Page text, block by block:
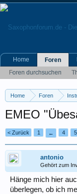
Home Foren
EMEO
< Zurück 1 ← 4 5
antonio
Gehört zum
Hänge mich hier
überlegen, ob ich
Home
Foren
Foren durchsuchen